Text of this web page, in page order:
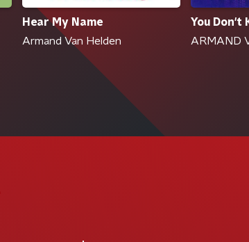
Hear My Name
Armand Van Helden
You Don't
ARMAND